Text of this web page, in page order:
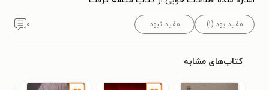
مفید بود (۱) مفید نبود ۰
کتاب‌های مشابه